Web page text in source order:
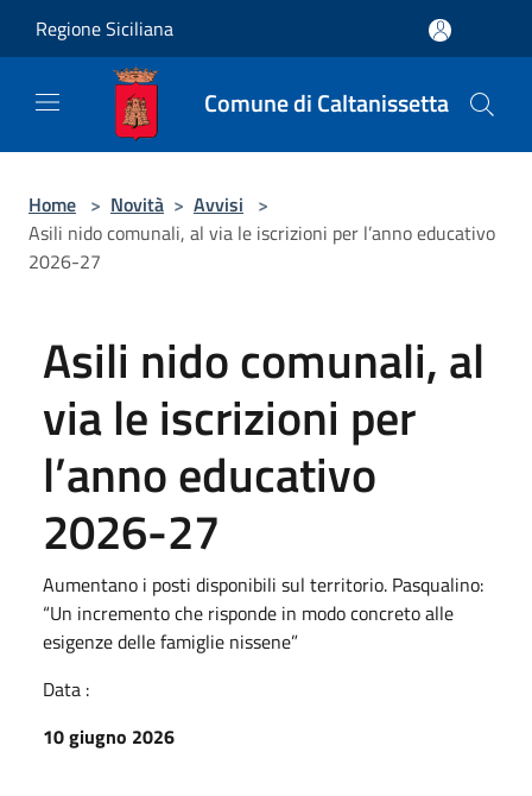
Regione Siciliana
Comune di Caltanissetta
Home > Novità > Avvisi >
Asili nido comunali, al via le iscrizioni per l’anno educativo
2026-27
Asili nido comunali, al
via le iscrizioni per
l’anno educativo
2026-27
Aumentano i posti disponibili sul territorio. Pasqualino:
“Un incremento che risponde in modo concreto alle
esigenze delle famiglie nissene”
Data :
10 giugno 2026